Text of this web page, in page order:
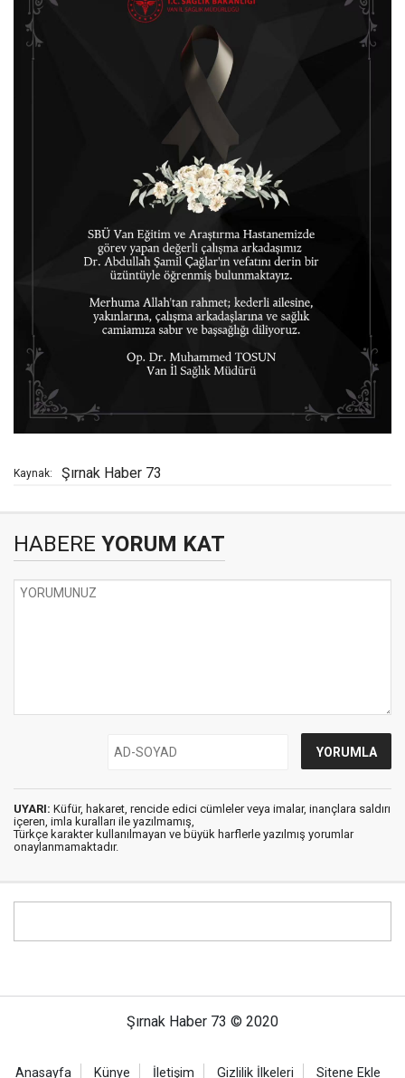
Kaynak: Şırnak Haber 73
HABERE YORUM KAT
UYARI: Küfür, hakaret, rencide edici cümleler veya imalar, inançlara saldırı
içeren, imla kuralları ile yazılmamış,
Türkçe karakter kullanılmayan ve büyük harflerle yazılmış yorumlar
onaylanmamaktadır.
Şırnak Haber 73 © 2020
Anasayfa Künye İletişim Gizlilik İlkeleri Sitene Ekle